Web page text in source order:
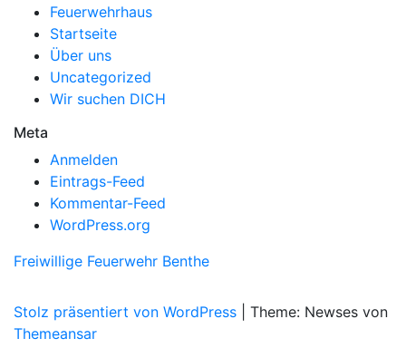
Feuerwehrhaus
Startseite
Über uns
Uncategorized
Wir suchen DICH
Meta
Anmelden
Eintrags-Feed
Kommentar-Feed
WordPress.org
Freiwillige Feuerwehr Benthe
Stolz präsentiert von WordPress
Theme: Newses von
Themeansar